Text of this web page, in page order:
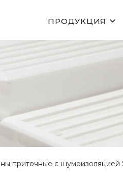
ПРОДУКЦИЯ
приточные с шумоизоляцией